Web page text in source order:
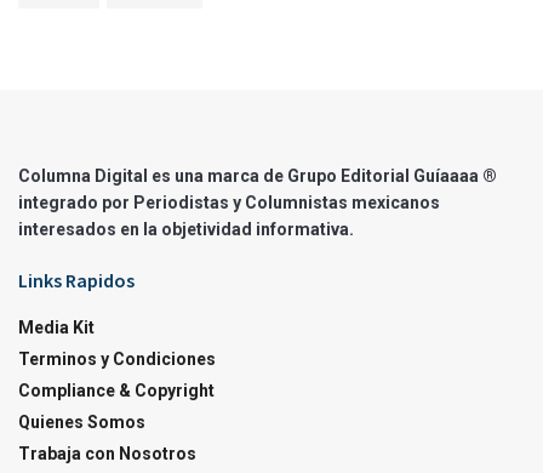
Columna Digital es una marca de Grupo Editorial Guíaaaa ®
integrado por Periodistas y Columnistas mexicanos
interesados en la objetividad informativa.
Links Rapidos
Media Kit
Terminos y Condiciones
Compliance & Copyright
Quienes Somos
Trabaja con Nosotros